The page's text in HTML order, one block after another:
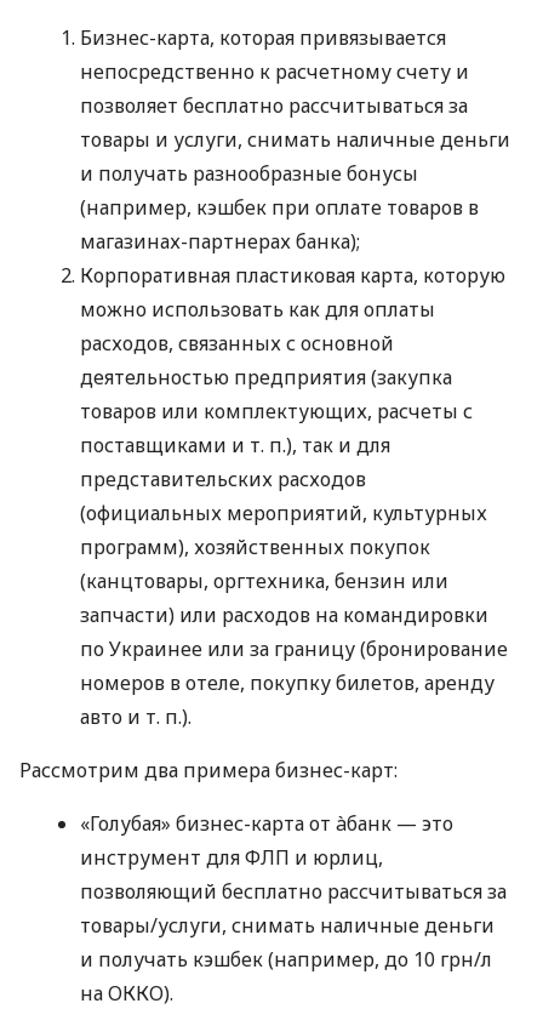
Бизнес-карта, которая привязывается
непосредственно к расчетному счету и
позволяет бесплатно рассчитываться за
товары и услуги, снимать наличные деньги
и получать разнообразные бонусы
(например, кэшбек при оплате товаров в
магазинах-партнерах банка);
Корпоративная пластиковая карта, которую
можно использовать как для оплаты
расходов, связанных с основной
деятельностью предприятия (закупка
товаров или комплектующих, расчеты с
поставщиками и т. п.), так и для
представительских расходов
(официальных мероприятий, культурных
программ), хозяйственных покупок
(канцтовары, оргтехника, бензин или
запчасти) или расходов на командировки
по Украинее или за границу (бронирование
номеров в отеле, покупку билетов, аренду
авто и т. п.).
Рассмотрим два примера бизнес-карт:
«Голубая» бизнес-карта от àбанк — это
инструмент для ФЛП и юрлиц,
позволяющий бесплатно рассчитываться за
товары/услуги, снимать наличные деньги
и получать кэшбек (например, до 10 грн/л
на ОККО).